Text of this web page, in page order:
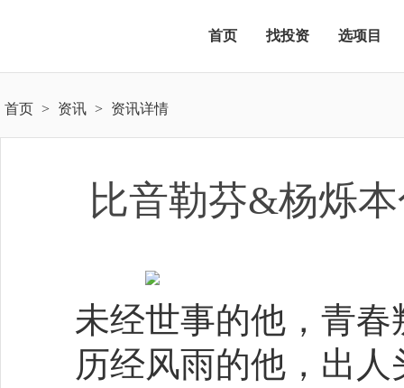
首页 找投资 选项目
首页 > 资讯 > 资讯详情
比音勒芬&杨烁
未经世事的他，青春
历经风雨的他，出人